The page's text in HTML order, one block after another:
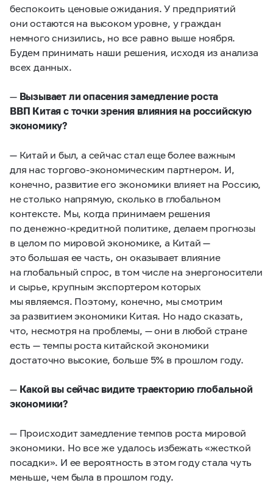
беспокоить ценовые ожидания. У предприятий
они остаются на высоком уровне, у граждан
немного снизились, но все равно выше ноября.
Будем принимать наши решения, исходя из анализа
всех данных.
— Вызывает ли опасения замедление роста
ВВП Китая с точки зрения влияния на российскую
экономику?
— Китай и был, а сейчас стал еще более важным
для нас торгово-экономическим партнером. И,
конечно, развитие его экономики влияет на Россию,
не столько напрямую, сколько в глобальном
контексте. Мы, когда принимаем решения
по денежно-кредитной политике, делаем прогнозы
в целом по мировой экономике, а Китай —
это большая ее часть, он оказывает влияние
на глобальный спрос, в том числе на энергоносители
и сырье, крупным экспортером которых
мы являемся. Поэтому, конечно, мы смотрим
за развитием экономики Китая. Но надо сказать,
что, несмотря на проблемы, — они в любой стране
есть — темпы роста китайской экономики
достаточно высокие, больше 5% в прошлом году.
— Какой вы сейчас видите траекторию глобальной
экономики?
— Происходит замедление темпов роста мировой
экономики. Но все же удалось избежать «жесткой
посадки». И ее вероятность в этом году стала чуть
меньше, чем была в прошлом году.